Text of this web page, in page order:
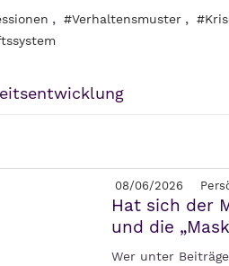
, #Verhaltensmuster ,
08/06/2026
Hat sich der
und die
Wer unter